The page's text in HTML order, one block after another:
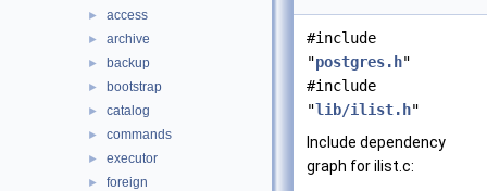
► access
► archive
► backup
► bootstrap
► catalog
► commands
► executor
► foreign
#include
"postgres.h"
#include
"lib/ilist.h"
Include dependency
graph for ilist.c: